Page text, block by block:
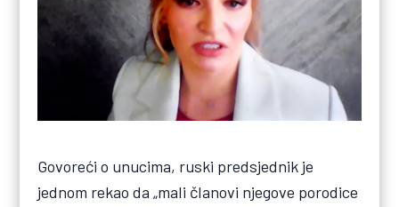
Govoreći o unucima, ruski predsjednik je
jednom rekao da „mali članovi njegove porodice